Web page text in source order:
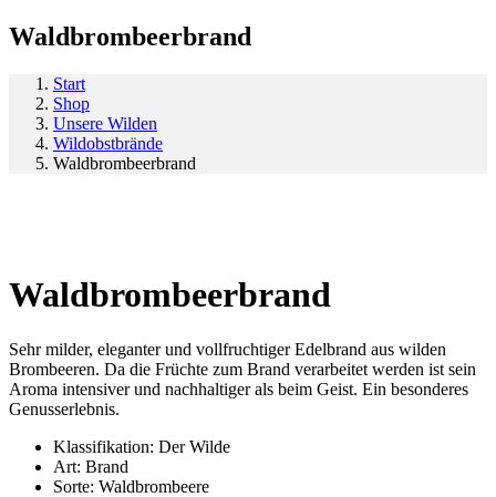
Waldbrombeerbrand
Start
Shop
Unsere Wilden
Wildobstbrände
Waldbrombeerbrand
Waldbrombeerbrand
Sehr milder, eleganter und vollfruchtiger Edelbrand aus wilden
Brombeeren. Da die Früchte zum Brand verarbeitet werden ist sein
Aroma intensiver und nachhaltiger als beim Geist. Ein besonderes
Genusserlebnis.
Klassifikation: Der Wilde
Art: Brand
Sorte: Waldbrombeere